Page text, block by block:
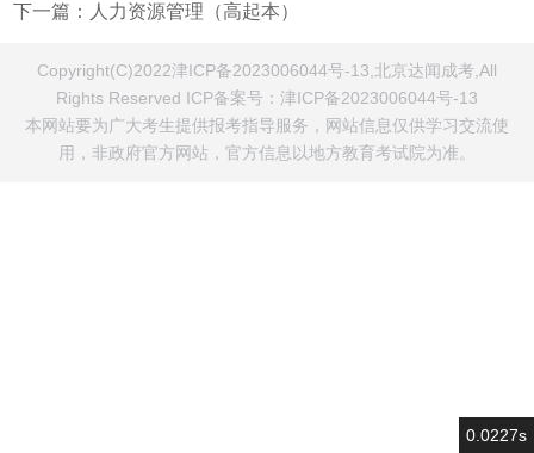
下一篇：
人力资源管理（高起本）
Copyright(C)2022津ICP备2023006044号-13,北京达闻成考,All
Rights Reserved ICP备案号： 津ICP备2023006044号-13
本网站要为广大考生提供报考指导服务，网站信息仅供学习交流使
用，非政府官方网站，官方信息以地方教育考试院为准。
0.0227s